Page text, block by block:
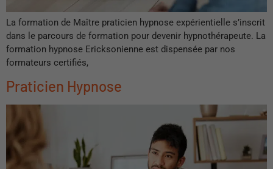
La formation de Maître praticien hypnose expérientielle s’inscrit
dans le parcours de formation pour devenir hypnothérapeute. La
formation hypnose Ericksonienne est dispensée par nos
formateurs certifiés,
Praticien Hypnose